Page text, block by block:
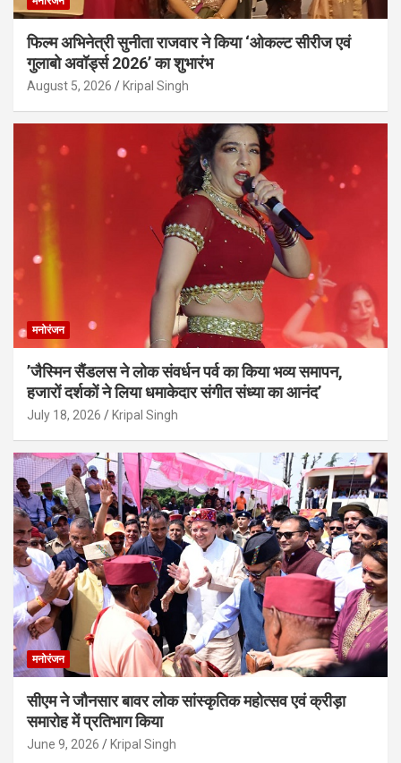
फिल्म अभिनेत्री सुनीता राजवार ने किया ‘ओकल्ट सीरीज एवं
गुलाबो अवॉर्ड्स 2026’ का शुभारंभ
August 5, 2026 Kripal Singh
मनोरंजन
’जैस्मिन सैंडलस ने लोक संवर्धन पर्व का किया भव्य समापन,
हजारों दर्शकों ने लिया धमाकेदार संगीत संध्या का आनंद’
July 18, 2026 Kripal Singh
मनोरंजन
सीएम ने जौनसार बावर लोक सांस्कृतिक महोत्सव एवं क्रीड़ा
समारोह में प्रतिभाग किया
June 9, 2026 Kripal Singh